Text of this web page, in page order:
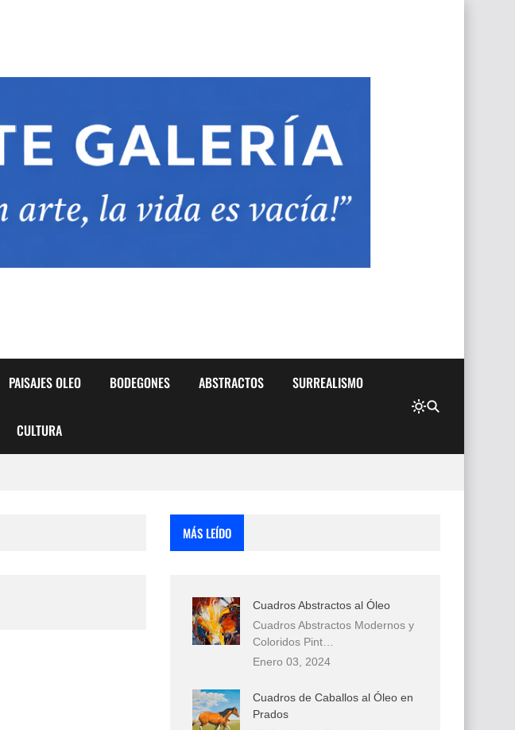
PAISAJES OLEO BODEGONES ABSTRACTOS SURREALISMO
CULTURA
MÁS LEÍDO
Cuadros Abstractos al Óleo
Cuadros Abstractos Modernos y
Coloridos Pint…
Enero 03, 2024
Cuadros de Caballos al Óleo en
Prados